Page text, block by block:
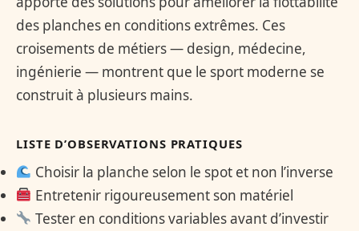
des planches en conditions extrêmes. Ces
croisements de métiers — design, médecine,
ingénierie — montrent que le sport moderne se
construit à plusieurs mains.
LISTE D’OBSERVATIONS PRATIQUES
Choisir la planche selon le spot et non l’inverse
Entretenir rigoureusement son matériel
Tester en conditions variables avant d’investir